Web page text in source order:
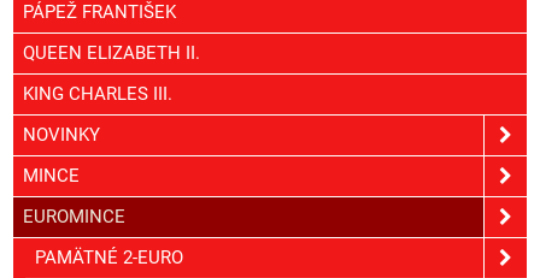
PÁPEŽ FRANTIŠEK
QUEEN ELIZABETH II.
KING CHARLES III.
NOVINKY
MINCE
EUROMINCE
PAMÄTNÉ 2-EURO